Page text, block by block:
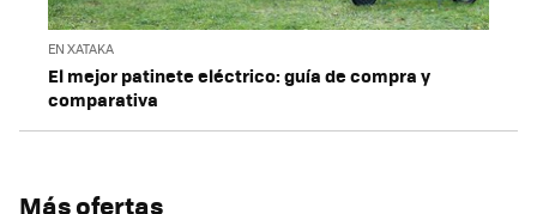
EN XATAKA
El mejor patinete eléctrico: guía de compra y
comparativa
Más ofertas